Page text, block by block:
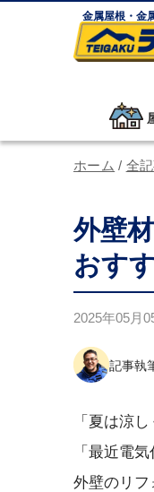
金属屋根・金
ホーム / 全
外壁
おす
2025年05月
記事執
「夏は涼
「最近電
外壁のリフ